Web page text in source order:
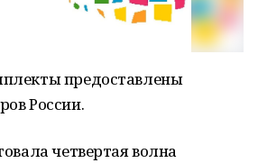
предоставлены
России.
четвертая волна